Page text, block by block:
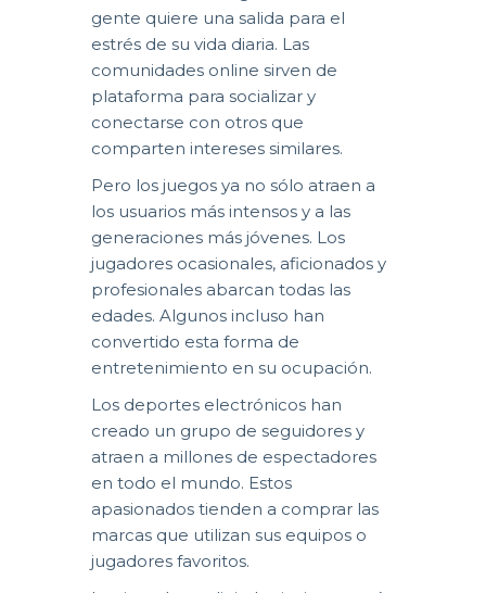
gente quiere una salida para el
estrés de su vida diaria. Las
comunidades online sirven de
plataforma para socializar y
conectarse con otros que
comparten intereses similares.
Pero los juegos ya no sólo atraen a
los usuarios más intensos y a las
generaciones más jóvenes. Los
jugadores ocasionales, aficionados y
profesionales abarcan todas las
edades. Algunos incluso han
convertido esta forma de
entretenimiento en su ocupación.
Los deportes electrónicos han
creado un grupo de seguidores y
atraen a millones de espectadores
en todo el mundo. Estos
apasionados tienden a comprar las
marcas que utilizan sus equipos o
jugadores favoritos.